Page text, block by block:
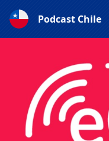
Podcast Chile